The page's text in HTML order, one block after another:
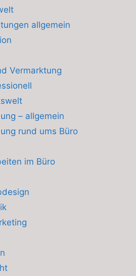
allgemein
Vermarktung
– allgemein
rund ums Büro
im Büro